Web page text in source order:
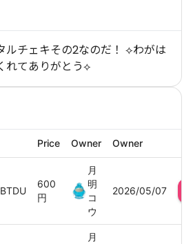
ルチェキその2なのだ！ ⟡わがは
れてありがとう⟡
Price Owner Owner
600
円
月
明
コ
ウ
2026/05/07
月